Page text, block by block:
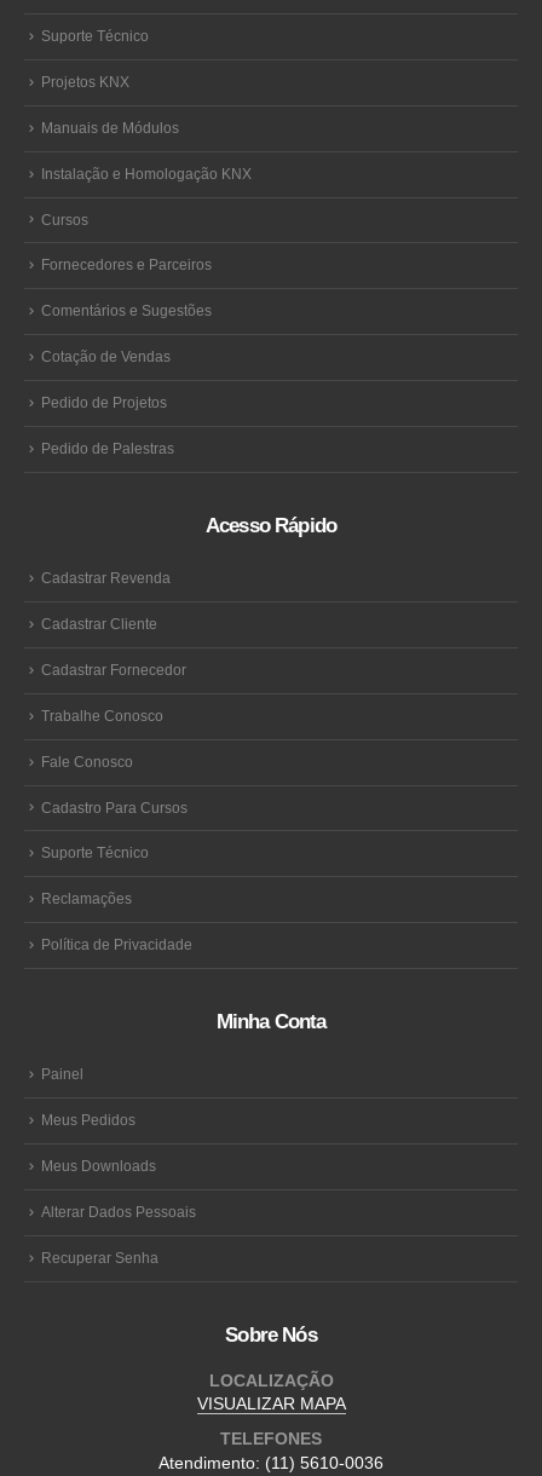
Suporte Técnico
Projetos KNX
Manuais de Módulos
Instalação e Homologação KNX
Cursos
Fornecedores e Parceiros
Comentários e Sugestões
Cotação de Vendas
Pedido de Projetos
Pedido de Palestras
Acesso Rápido
Cadastrar Revenda
Cadastrar Cliente
Cadastrar Fornecedor
Trabalhe Conosco
Fale Conosco
Cadastro Para Cursos
Suporte Técnico
Reclamações
Política de Privacidade
Minha Conta
Painel
Meus Pedidos
Meus Downloads
Alterar Dados Pessoais
Recuperar Senha
Sobre Nós
LOCALIZAÇÃO
VISUALIZAR MAPA
TELEFONES
Atendimento: (11) 5610-0036